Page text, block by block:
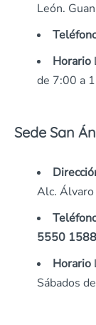
León.
Horario
de 7:00 a
Sede San
Alc. Álvaro
5550 1588
Horario
Sábados